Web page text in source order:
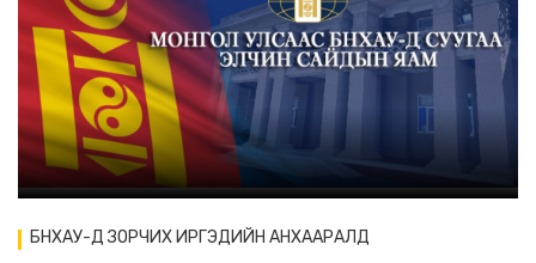
БНХАУ-Д ЗОРЧИХ ИРГЭДИЙН АНХААРАЛД